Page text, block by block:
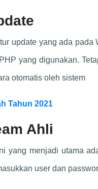
update yang ada
yang digunakan.
otomatis oleh sistem
Tahun 2021
Ahli
yang menjadi utama
user dan